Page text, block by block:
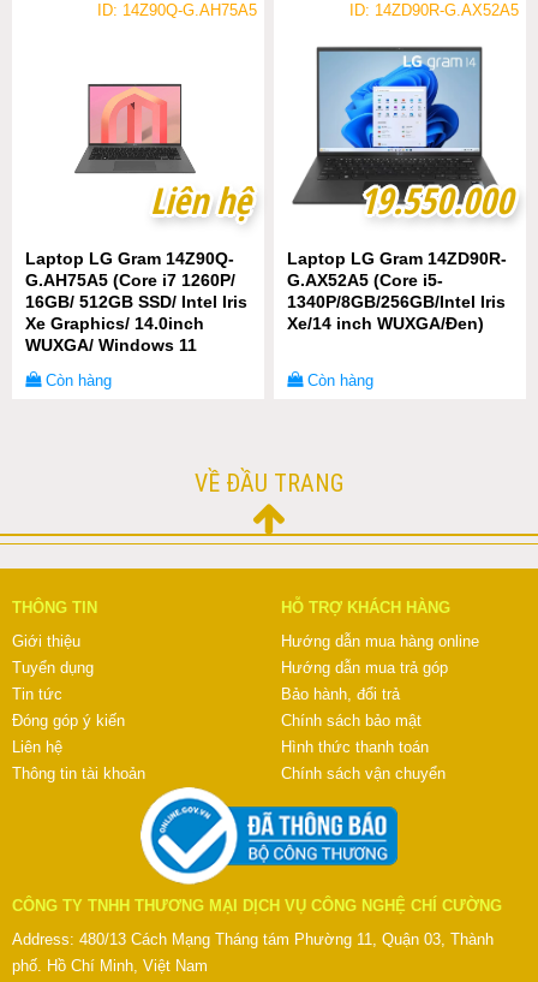
ID: 14Z90Q-G.AH75A5
Liên hệ
Liên hệ
Laptop LG Gram 14Z90Q-
G.AH75A5 (Core i7 1260P/
16GB/ 512GB SSD/ Intel Iris
Xe Graphics/ 14.0inch
WUXGA/ Windows 11
Còn hàng
ID: 14ZD90R-G.AX52A5
19.550.000
19.550.000
Laptop LG Gram 14ZD90R-
G.AX52A5 (Core i5-
1340P/8GB/256GB/Intel Iris
Xe/14 inch WUXGA/Đen)
Còn hàng
VỀ ĐẦU TRANG
THÔNG TIN
Giới thiệu
Tuyển dụng
Tin tức
Đóng góp ý kiến
Liên hệ
Thông tin tài khoản
HỖ TRỢ KHÁCH HÀNG
Hướng dẫn mua hàng online
Hướng dẫn mua trả góp
Bảo hành, đổi trả
Chính sách bảo mật
Hình thức thanh toán
Chính sách vận chuyển
CÔNG TY TNHH THƯƠNG MẠI DỊCH VỤ CÔNG NGHỆ CHÍ CƯỜNG
Address: 480/13 Cách Mạng Tháng tám Phường 11, Quận 03, Thành
phố. Hồ Chí Minh, Việt Nam